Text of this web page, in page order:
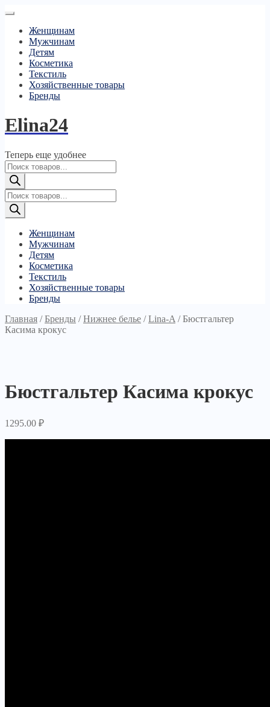
Женщинам
Мужчинам
Детям
Косметика
Текстиль
Хозяйственные товары
Бренды
Elina24
Теперь еще удобнее
Поиск
товаров
Поиск
товаров
Женщинам
Мужчинам
Детям
Косметика
Текстиль
Хозяйственные товары
Бренды
Главная /Бренды /Нижнее белье /Lina-A /Бюстгальтер
Касима крокус
Бюстгальтер Касима крокус
1295.00 ₽